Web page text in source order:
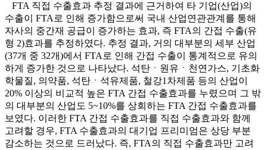
FTA 직접 수출효과 추정 결과에 근거하여 타 기업(산업)의
수출이 FTA로 인해 증가함으로써 국내 산업연관관계를 통해
자사의 중간재 공급이 증가하는 효과, 즉 FTA의 간접 수출(유
형 2)효과를 추정하였다. 추정 결과, 거의 대부분의 세부 산업
(37개 중 32개)에서 FTA로 인해 간접 수출이 통계적으로 유의
하게 증가한 것으로 나타났다. 석탄ㆍ원유ㆍ천연가스, 기초화
학물질, 의약품, 석탄ㆍ석유제품, 철강1차제품 등의 산업이
20% 이상의 비교적 높은 FTA 간접 수출효과를 누렸으며 그 밖
의 대부분의 산업도 5~10%를 상회하는 FTA 간접 수출효과를
보였다. 이러한 FTA 간접 수출효과를 직접 수출효과와 함께
고려할 경우, FTA 수출효과의 대기업 프리미엄은 상당 부분
감소하는 것으로 드러났다. 즉, FTA의 직접 수출효과만 고려